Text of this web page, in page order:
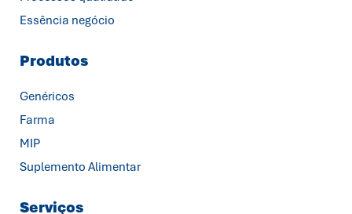
Essência negócio
Produtos
Genéricos
Farma
MIP
Suplemento Alimentar
Serviços